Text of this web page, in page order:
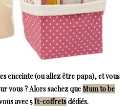
enceinte (ou allez être papa), et vous
vous ? Alors sachez queMum to be
avec 5It-coffretsdédiés.